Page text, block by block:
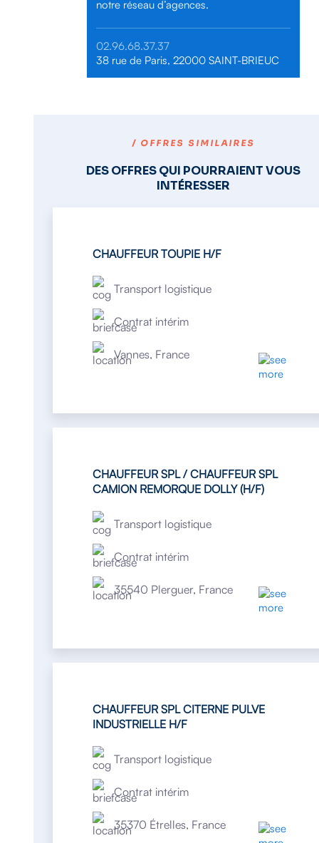
notre réseau d’agences.
02.96.68.37.37
38 rue de Paris, 22000 SAINT-BRIEUC
/ OFFRES SIMILAIRES
DES OFFRES QUI POURRAIENT VOUS
INTÉRESSER
CHAUFFEUR TOUPIE H/F
Transport logistique
Contrat intérim
Vannes, France
CHAUFFEUR SPL / CHAUFFEUR SPL
CAMION REMORQUE DOLLY (H/F)
Transport logistique
Contrat intérim
35540 Plerguer, France
CHAUFFEUR SPL CITERNE PULVE
INDUSTRIELLE H/F
Transport logistique
Contrat intérim
35370 Étrelles, France